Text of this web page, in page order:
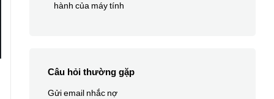
hành của máy tính
Câu hỏi thường gặp
Gửi email nhắc nợ